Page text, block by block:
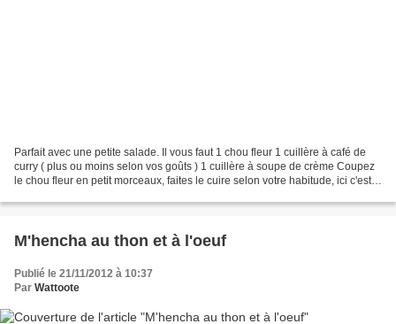
Parfait avec une petite salade. Il vous faut 1 chou fleur 1 cuillère à café de
curry ( plus ou moins selon vos goûts ) 1 cuillère à soupe de crème Coupez
le chou fleur en petit morceaux, faites le cuire selon votre habitude, ici c'est à
M'hencha au thon et à l'oeuf
Publié le 21/11/2012 à 10:37
Par Wattoote